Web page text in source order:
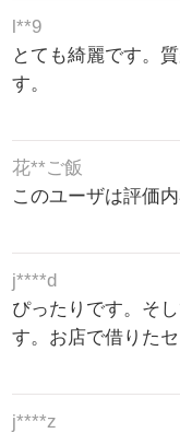
l**9
とても綺麗です。
す。
花**ご飯
このユーザは評価
j****d
ぴったりです。そ
す。お店で借りた
j****z